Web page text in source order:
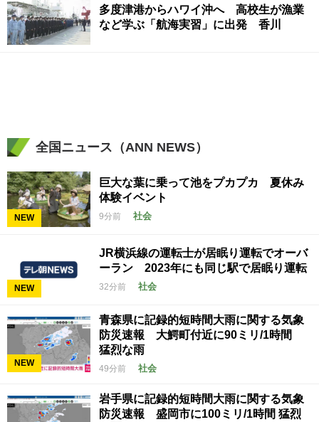
多度津港からハワイ沖へ 高校生が漁業
など学ぶ「航海実習」に出発 香川
全国ニュース（ANN NEWS）
NEW
巨大な葉に乗って池をプカプカ 夏休み
体験イベント
9分前 社会
NEW
JR横浜線の運転士が居眠り運転でオーバ
ーラン 2023年にも同じ駅で居眠り運転
32分前 社会
NEW
青森県に記録的短時間大雨に関する気象
防災速報 大鰐町付近に90ミリ/1時間
猛烈な雨
49分前 社会
岩手県に記録的短時間大雨に関する気象
防災速報 盛岡市に100ミリ/1時間 猛烈